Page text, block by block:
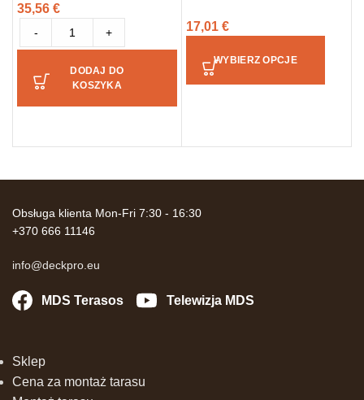
35,56 €
- +
DODAJ DO
KOSZYKA
17,01 €
WYBIERZ OPCJE
Obsługa klienta Mon-Fri 7:30 - 16:30
+370 666 11146
info@deckpro.eu
MDS Terasos Telewizja MDS
Sklep
Cena za montaż tarasu